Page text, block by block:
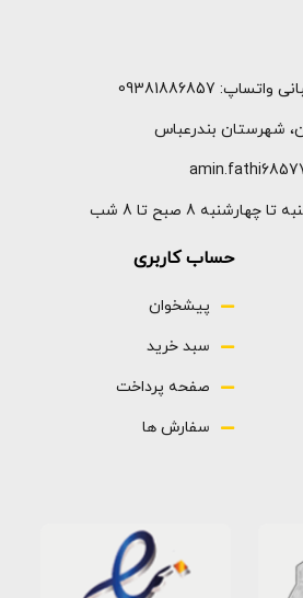
09381886857
شهرستان بندرعباس
8 صبح تا 8 شب
حساب کاربری
پیشخوان
سبد خرید
صفحه پرداخت
سفارش ها